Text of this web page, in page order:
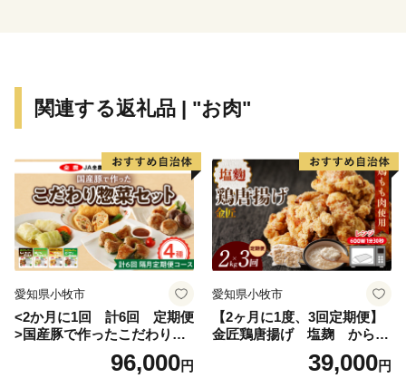
関連する返礼品 | "お肉"
愛知県小牧市
<2か月に1回 計6回 定期便
>国産豚で作ったこだわり惣
96,000円
愛知県小牧市
【2ヶ月に1度、3回定期便】
金匠鶏唐揚げ 塩麹 からあ
39,000円